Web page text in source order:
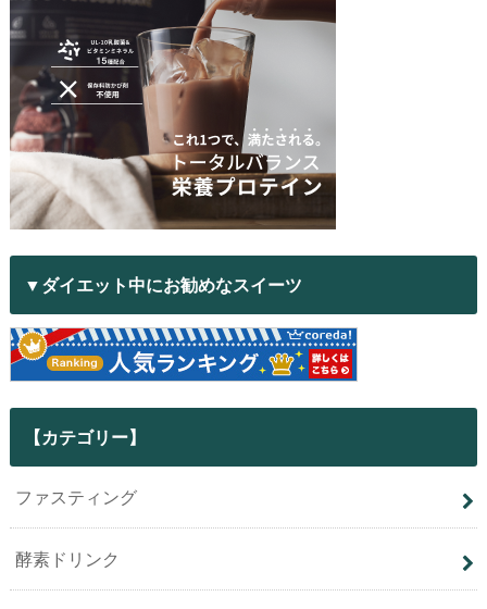
▼ダイエット中にお勧めなスイーツ
【カテゴリー】
ファスティング
酵素ドリンク